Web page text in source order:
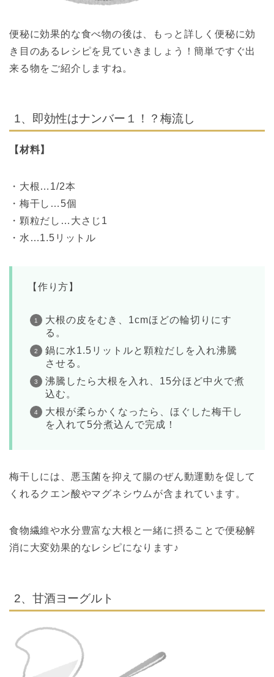
便秘に効果的な食べ物の後は、もっと詳しく便秘に効
き目のある レシピを見ていきましょう！簡単ですぐ出
来る物をご紹介しますね。
1、 即効性はナンバー１！？梅流し
【材料】
・大根…1/2本
・梅干し…5個
・顆粒だし…大さじ1
・水…1.5リットル
【作り方】
大根の皮をむき、1cmほどの輪切りにす
る。
鍋に水1.5リットルと顆粒だしを入れ沸騰
させる。
沸騰したら大根を入れ、15分ほど中火で煮
込む。
大根が柔らかくなったら、ほぐした梅干し
を入れて5分煮込んで完成！
梅干しには、悪玉菌を抑えて腸のぜん動運動を促して
くれるクエン酸やマグネシウムが含まれています。
食物繊維や水分豊富な大根と一緒に摂ることで便秘解
消に大変効果的なレシピになります♪
2、甘酒ヨーグルト